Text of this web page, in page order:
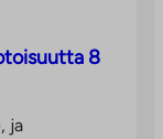
8
ja